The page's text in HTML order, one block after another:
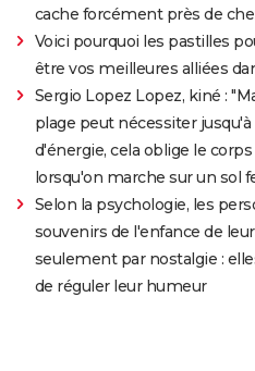
cache forcément près de
Voici pourquoi les pastilles
être vos meilleures alliées
Sergio Lopez Lopez, kiné :
plage peut nécessiter
d'énergie, cela oblige le
lorsqu'on marche sur un sol
Selon la psychologie, les
souvenirs de l'enfance de
seulement par nostalgie :
de réguler leur humeur